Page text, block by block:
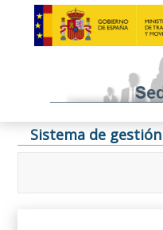
Sistema de